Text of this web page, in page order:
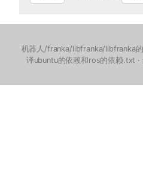
机器人/franka/libfranka/libfranka
译ubuntu的依赖和ros的依赖.txt